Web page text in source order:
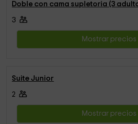
Doble con cama supletoria (3
3
Mostrar precios
Suite Junior
2
Mostrar precios